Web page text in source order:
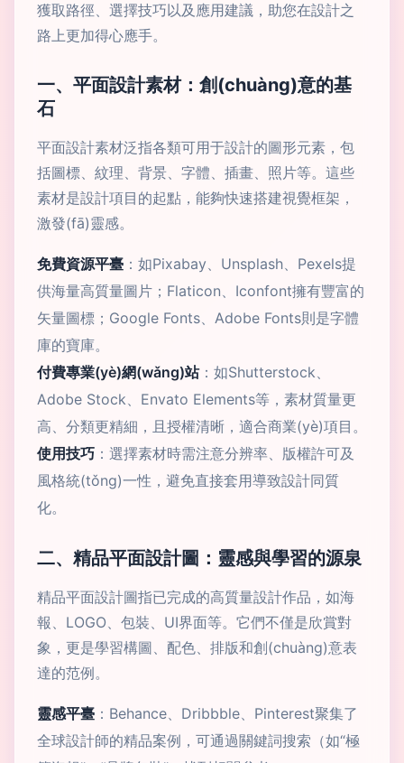
獲取路徑、選擇技巧以及應用建議，助您在設計之
路上更加得心應手。
一、平面設計素材：創(chuàng)意的基
石
平面設計素材泛指各類可用于設計的圖形元素，包
括圖標、紋理、背景、字體、插畫、照片等。這些
素材是設計項目的起點，能夠快速搭建視覺框架，
激發(fā)靈感。
免費資源平臺 ：如Pixabay、Unsplash、Pexels提
供海量高質量圖片；Flaticon、Iconfont擁有豐富的
矢量圖標；Google Fonts、Adobe Fonts則是字體
庫的寶庫。
付費專業(yè)網(wǎng)站：如Shutterstock、
Adobe Stock、Envato Elements等，素材質量更
高、分類更精細，且授權清晰，適合商業(yè)項目。
使用技巧 ：選擇素材時需注意分辨率、版權許可及
風格統(tǒng)一性，避免直接套用導致設計同質
化。
二、精品平面設計圖：靈感與學習的源泉
精品平面設計圖指已完成的高質量設計作品，如海
報、LOGO、包裝、UI界面等。它們不僅是欣賞對
象，更是學習構圖、配色、排版和創(chuàng)意表
達的范例。
靈感平臺 ：Behance、Dribbble、Pinterest聚集了
全球設計師的精品案例，可通過關鍵詞搜索（如“極